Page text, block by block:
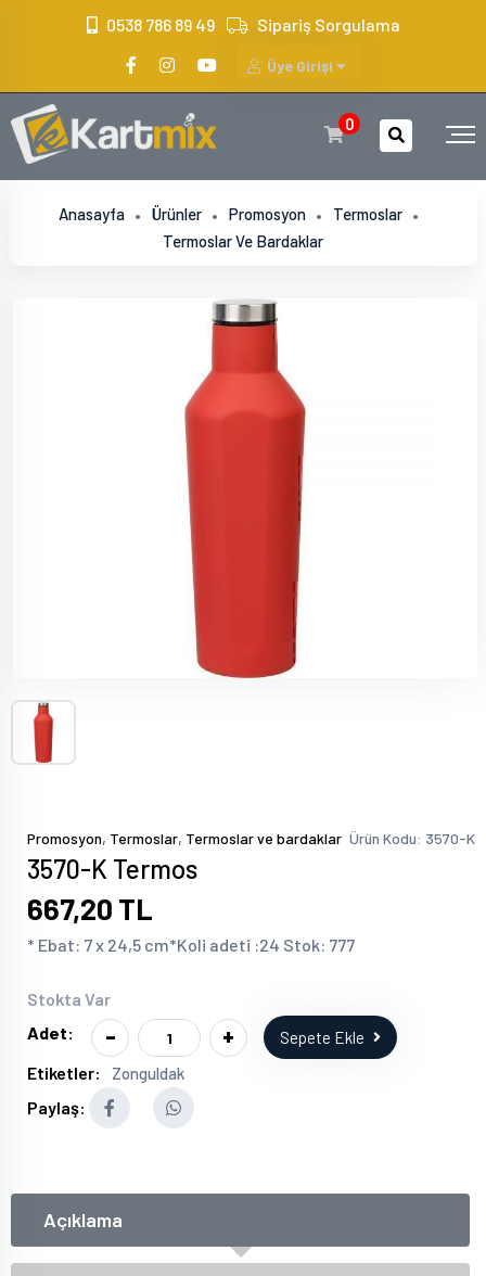
0538 786 89 49 Sipariş Sorgulama
Üye Girişi
0
Anasayfa Ürünler Promosyon
Termoslar
Termoslar Ve Bardaklar
Promosyon, Termoslar, Termoslar ve bardaklar Ürün Kodu: 3570-K
3570-K Termos
667,20 TL
* Ebat: 7 x 24,5 cm*Koli adeti :24 Stok: 777
Stokta Var
Adet:
- + Sepete Ekle
Etiketler: Zonguldak
Paylaş:
Açıklama